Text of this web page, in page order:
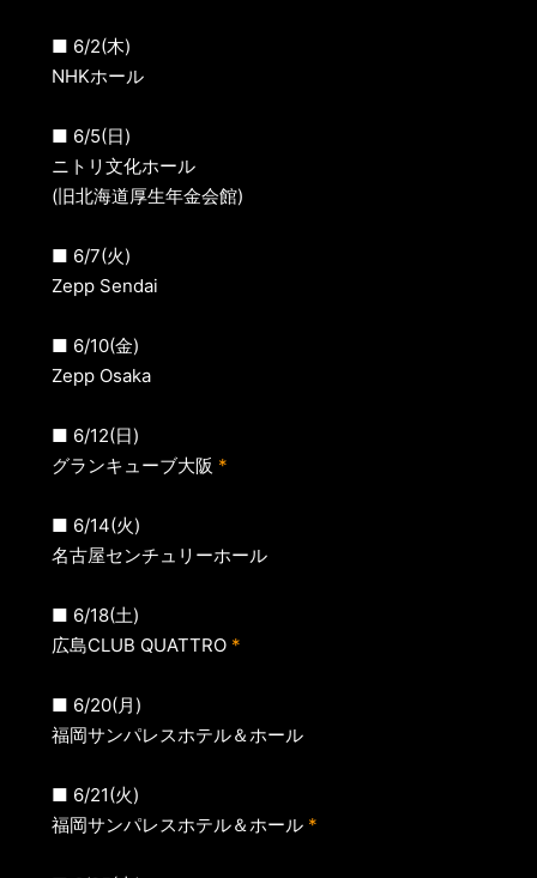
■ 6/2(木)
NHKホール
■ 6/5(日)
ニトリ文化ホール
(旧北海道厚生年金会館)
■ 6/7(火)
Zepp Sendai
■ 6/10(金)
Zepp Osaka
■ 6/12(日)
グランキューブ大阪 *
■ 6/14(火)
名古屋センチュリーホール
■ 6/18(土)
広島CLUB QUATTRO *
■ 6/20(月)
福岡サンパレスホテル＆ホール
■ 6/21(火)
福岡サンパレスホテル＆ホール *